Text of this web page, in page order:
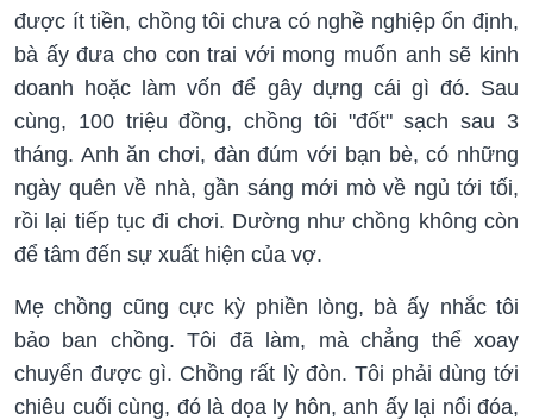
được ít tiền, chồng tôi chưa có nghề nghiệp ổn định,
bà ấy đưa cho con trai với mong muốn anh sẽ kinh
doanh hoặc làm vốn để gây dựng cái gì đó. Sau
cùng, 100 triệu đồng, chồng tôi "đốt" sạch sau 3
tháng. Anh ăn chơi, đàn đúm với bạn bè, có những
ngày quên về nhà, gần sáng mới mò về ngủ tới tối,
rồi lại tiếp tục đi chơi. Dường như chồng không còn
để tâm đến sự xuất hiện của vợ.
Mẹ chồng cũng cực kỳ phiền lòng, bà ấy nhắc tôi
bảo ban chồng. Tôi đã làm, mà chẳng thể xoay
chuyển được gì. Chồng rất lỳ đòn. Tôi phải dùng tới
chiêu cuối cùng, đó là dọa ly hôn, anh ấy lại nổi đóa,